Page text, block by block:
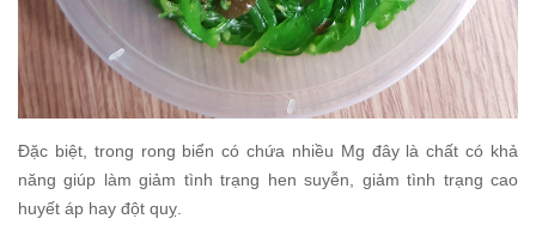
Đặc biệt, trong rong biển có chứa nhiều Mg đây là chất có khả
năng giúp làm giảm tình trạng hen suyễn, giảm tình trạng cao
huyết áp hay đột quỵ.